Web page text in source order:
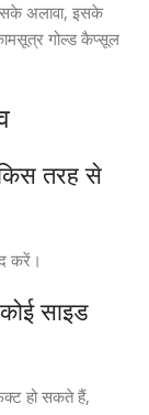
अलावा, इसके
गोल्ड कैप्सूल
तरह से
करें।
साइड
हो सकते हैं,